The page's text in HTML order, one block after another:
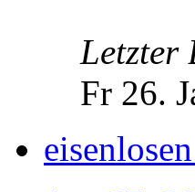
Letzter
Fr 26.